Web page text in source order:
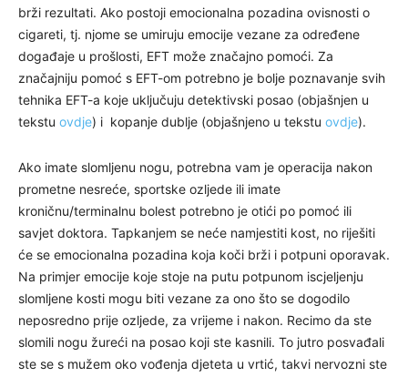
brži rezultati. Ako postoji emocionalna pozadina ovisnosti o
cigareti, tj. njome se umiruju emocije vezane za određene
događaje u prošlosti, EFT može značajno pomoći. Za
značajniju pomoć s EFT-om potrebno je bolje poznavanje svih
tehnika EFT-a koje uključuju detektivski posao (objašnjen u
tekstu ovdje) i kopanje dublje (objašnjeno u tekstu ovdje).
Ako imate slomljenu nogu, potrebna vam je operacija nakon
prometne nesreće, sportske ozljede ili imate
kroničnu/terminalnu bolest potrebno je otići po pomoć ili
savjet doktora. Tapkanjem se neće namjestiti kost, no riješiti
će se emocionalna pozadina koja koči brži i potpuni oporavak.
Na primjer emocije koje stoje na putu potpunom iscjeljenju
slomljene kosti mogu biti vezane za ono što se dogodilo
neposredno prije ozljede, za vrijeme i nakon. Recimo da ste
slomili nogu žureći na posao koji ste kasnili. To jutro posvađali
ste se s mužem oko vođenja djeteta u vrtić, takvi nervozni ste